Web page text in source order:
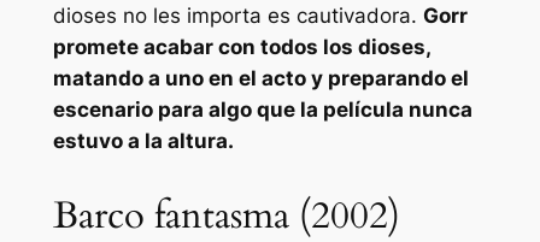
dioses no les importa es cautivadora. Gorr
promete acabar con todos los dioses,
matando a uno en el acto y preparando el
escenario para algo que la película nunca
estuvo a la altura.
Barco fantasma (2002)